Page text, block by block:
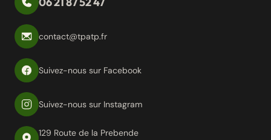
contact@tpatp.fr
Suivez-nous sur Facebook
Suivez-nous sur Instagram
129 Route de la Prebende